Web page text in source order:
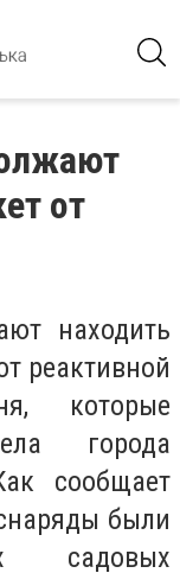
от
находить
реактивной
которые
города
сообщает
были
садовых